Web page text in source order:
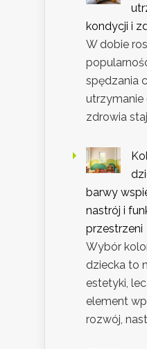
kondycji i
W dobie
spędzania
utrzymanie
zdrowia
barwy
nastrój i
przestrzeni
Wybór
dziecka to
estetyki,
element
rozwój,